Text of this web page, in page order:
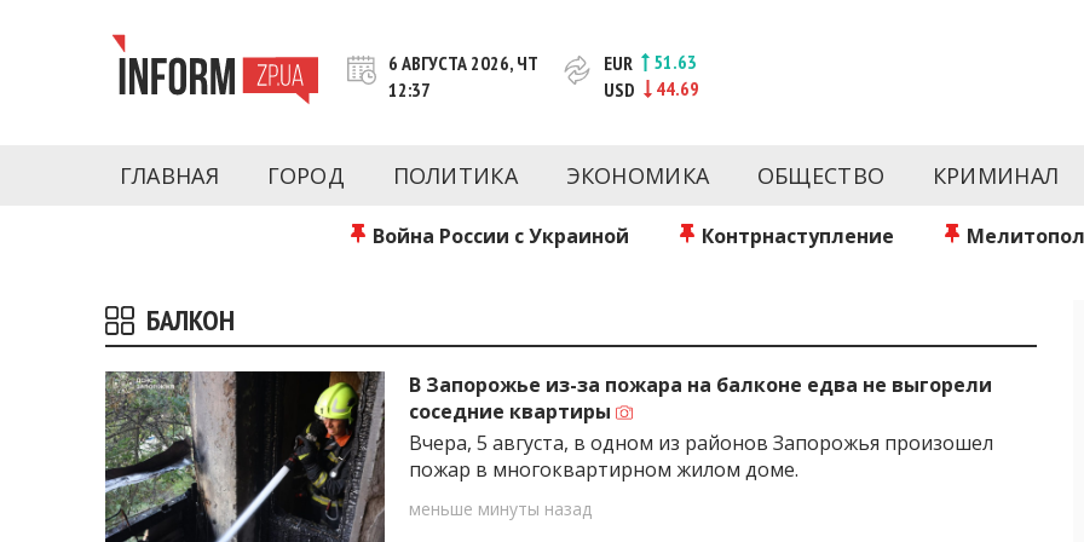
INFORM.ZP.UA – это информационный портал и сайт новостей города Запорожья. Каждый
последние новости Запорожья и Запорожской области за день. Информация и персоны Запорожья.
о событиях города Запорожья и области.
6 АВГУСТА 2026, ЧТ
12:37
EUR
51.63
USD
44.69
ГЛАВНАЯ ГОРОД ПОЛИТИКА ЭКОНОМИКА ОБЩЕСТВО КРИМИНАЛ
Война России с Украиной Контрнаступление
БАЛКОН
В Запорожье из-за пожара на балконе едва не выгорели
соседние квартиры
Вчера, 5 августа, в одном из районов Запорожья произошел
пожар в многоквартирном жилом доме.
меньше минуты назад